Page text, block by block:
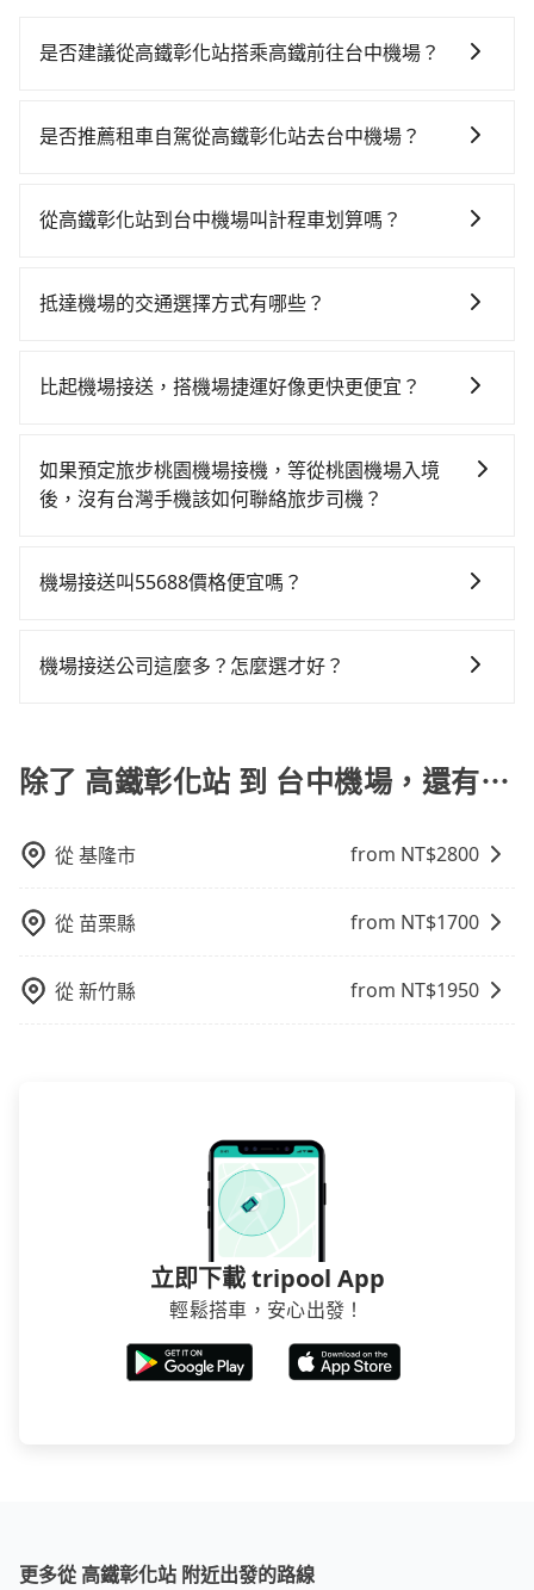
是否建議從高鐵彰化站搭乘高鐵前往台中機場？
貴、費時、轉車麻煩，且難叫計程車前往高鐵站！彰化-
案。假設從高鐵彰化站 (彰化縣田中鎮) 出發，步行進入
鐵站，每人票價130元，再用10分鐘出站、等待車站前
轉車時間共1小時6分鐘，假設5位同行，高鐵加轉乘之平
說，臨時要叫小黃的難度是雙北大城市的30倍。縱使幸
運攔到一輛小黃了，彰化縣少部分小黃司機不按表收
元，費時51分鐘。選擇搭乘高鐵而不預約包車，不僅每
三人以下要乘車，也可參考tripool的拼車共乘服務，最
是否推薦租車自駕從高鐵彰化站去台中機場？
沒有半間租車公司，如果不想額外花時間搭車前往鄰近
從高鐵彰化站到台中機場叫計程車划算嗎？
灣大車隊、Uber和Yoxi，如果在路邊攔不到車，也可考
1,190~1,400元間。不過彰化縣僅有合法計程車約1,640
計程車司機不按錶計費，約有25%會採現場議價，建議
最好先上網預約，以免當場被坑受騙。雖然高鐵彰化站
的九人座，可用約8.5折預約一台專車服務。
抵達機場的交通選擇方式有哪些？
舉一些常見的選擇： 1. 捷運：如果機場附近有捷運或輕
方式。 3. 計程車：計程車通常是到達機場的比較昂貴的
選擇，但對於携帶大量行李或急需前往機場的乘客來
道價格，避免爭議。 4. 預約機場接送：可以提前預訂服
且下高鐵後還需轉搭其他接駁方式抵達機場，對於入、
並根據自己的需要選擇最方便和經濟實惠的交通方式。
比起機場接送，搭機場捷運好像更快更便宜？
優勢，但對於入出境需攜帶多件大型行李、同行人數多
或需事先移動到捷運站搭乘的旅客，到府服務的機場接
如果預定旅步桃園機場接機，等從桃園機場入境
後，沒有台灣手機該如何聯絡旅步司機？
抵達桃園機場出關後，可以使用機場提供的免費Wi-Fi上
的國際漫遊電話費。
機場接送叫55688價格便宜嗎？
55688、大都會、Yoxi、Uber等計程車，將乘客送到機
要前往機場或被原本預約好的車輛放鳥。但反過來說，
如果你所在地點偏遠或者在深夜時段需要叫車，這時候
客先上網預約機場接送，以免承擔不必要的風險。
機場接送公司這麼多？怎麼選才好？
圍：確認公司是否提供您所在地區的接送服務。 3.車型
選擇：根據人數和行李數量選擇合適的車型。 4.用戶評
座椅、寵物友善車等特殊需求
除了 高鐵彰化站 到 台中機場，還有⋯
從基隆市 from NT$2800
從 苗栗縣 from NT$1700
從新竹縣 from NT$1950
立即下載 tripool App
輕鬆搭車，安心出發！
更多從 高鐵彰化站 附近出發的路線